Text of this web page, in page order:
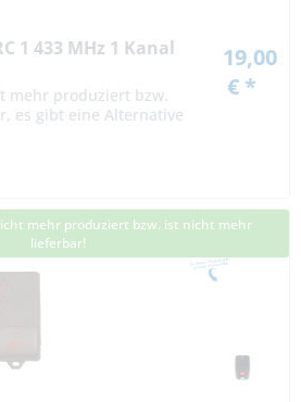
1 433 MHz 1 Kanal
mehr produziert bzw.
es gibt eine Alternative
19,00
€ *
mehr produziert bzw. ist nicht mehr
lieferbar!